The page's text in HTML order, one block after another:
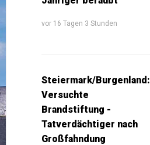
vor 16 Tagen 3 Stunden
Steiermark/Burgenland:
Versuchte
Brandstiftung -
Tatverdächtiger nach
Großfahndung